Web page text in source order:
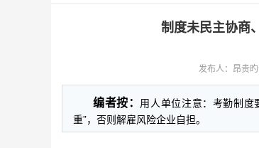
制度未民主协商
发布人：昂贵
编者按： 用人单位注意：考勤制度
重”，否则解雇风险企业自担。